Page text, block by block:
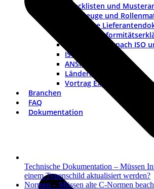
Checklisten und
Werkzeuge und
Checkliste
Muster-
Warnhinweise nach ISO
ISO-Piktogramme
ANSI-Piktogramme
Länderkennzeichen
Vortrag
Branchen
FAQ
Dokumentation
Technische Dokumentation – Müssen
einem Typenschild aktualisiert werden?
Nächster
Normen – Müssen alte C-Normen